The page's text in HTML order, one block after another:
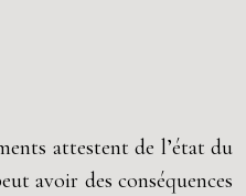
attestent de l’état du
avoir des conséquences